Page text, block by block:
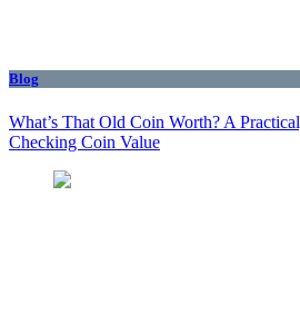
Blog
What’s That Old Coin Worth? A
Checking Coin Value